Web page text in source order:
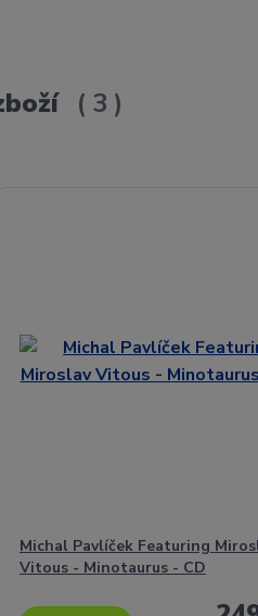
3
Michal Pavlíček Featuring
Vitous - Minotaurus - CD